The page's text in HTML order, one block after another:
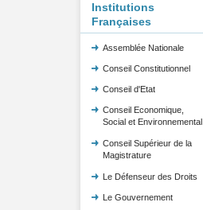
Institutions
Françaises
Assemblée Nationale
Conseil Constitutionnel
Conseil d'Etat
Conseil Economique,
Social et Environnemental
Conseil Supérieur de la
Magistrature
Le Défenseur des Droits
Le Gouvernement